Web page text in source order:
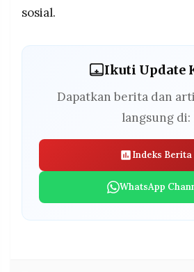
sosial.
Ikuti Update
Dapatkan berita dan
langsung di:
Indeks Berita
WhatsApp